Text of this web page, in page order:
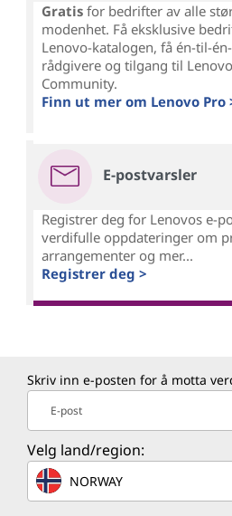
Gratisfor bedrifter av alle
modenhet. Få eksklusive
Lenovo-katalogen, få én-til-
rådgivere og tilgang til
Community.
Finn ut mer om Lenovo Pro
E-postvarsler
Registrer deg for Lenovos e-
verdifulle oppdateringer om
arrangementer og mer...
Registrer deg >
Skriv inn e-posten for å motta
E-post
Velg land/region:
NORWAY